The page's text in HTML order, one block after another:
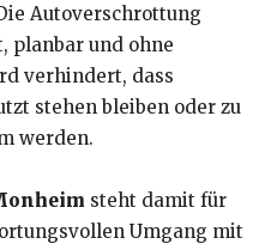
Autoverschrottung
planbar und ohne
verhindert, dass
stehen bleiben oder zu
werden.
steht damit für
Umgang mit